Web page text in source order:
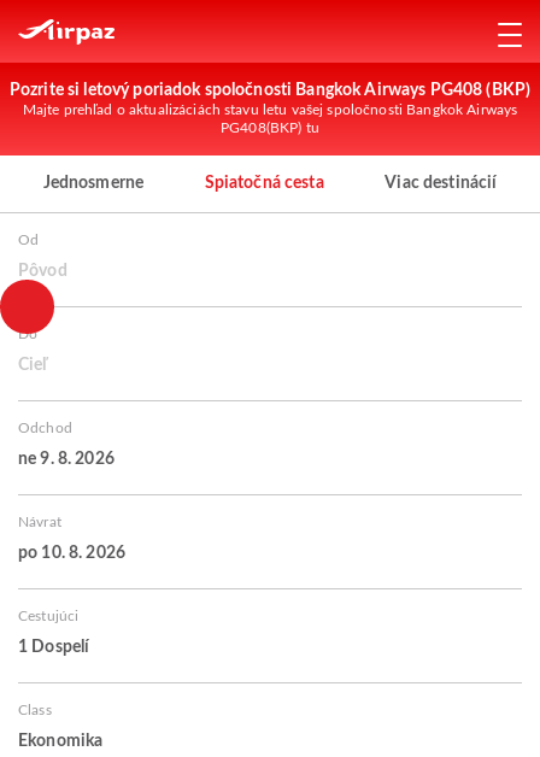
Pozrite si letový poriadok spoločnosti Bangkok Airways PG408 (BKP)
Majte prehľad o aktualizáciách stavu letu vašej spoločnosti Bangkok Airways
PG408(BKP) tu
Jednosmerne Spiatočná cesta Viac destinácií
Od
Pôvod
Do
Cieľ
Odchod
ne 9. 8. 2026
Návrat
po 10. 8. 2026
Cestujúci
1 Dospelí
Class
Ekonomika